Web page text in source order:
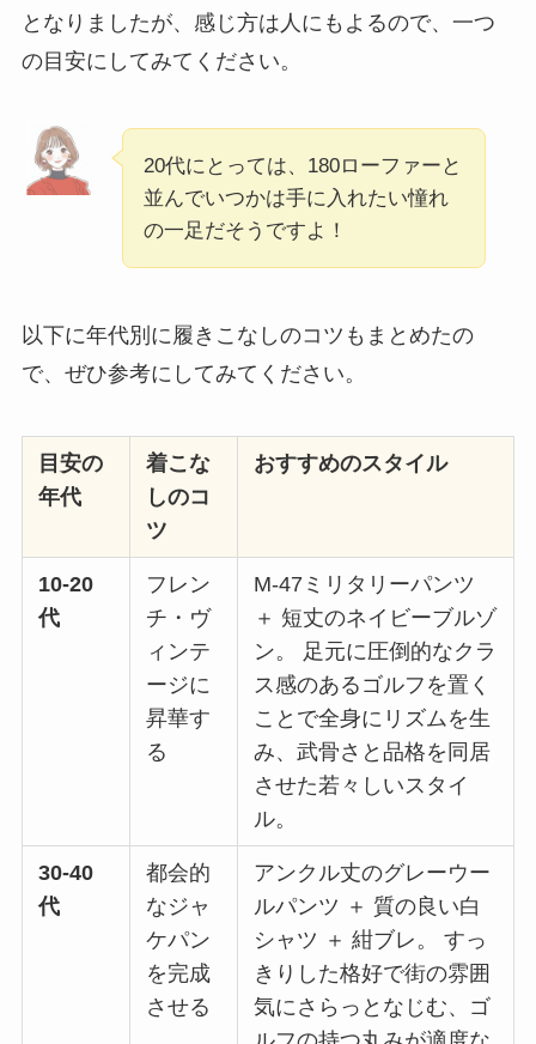
となりましたが、感じ方は人にもよるので、一つ
の目安にしてみてください。
20代にとっては、180ローファーと
並んでいつかは手に入れたい憧れ
の一足だそうですよ！
以下に年代別に履きこなしのコツもまとめたの
で、ぜひ参考にしてみてください。
目安の
年代
着こな
しのコ
ツ
おすすめのスタイル
10-20
代
フレン
チ・ヴ
ィンテ
ージに
昇華す
る
M-47ミリタリーパンツ
＋ 短丈のネイビーブルゾ
ン。 足元に圧倒的なクラ
ス感のあるゴルフを置く
ことで全身にリズムを生
み、武骨さと品格を同居
させた若々しいスタイ
ル。
30-40
代
都会的
なジャ
ケパン
を完成
させる
アンクル丈のグレーウー
ルパンツ ＋ 質の良い白
シャツ ＋ 紺ブレ。 すっ
きりした格好で街の雰囲
気にさらっとなじむ、ゴ